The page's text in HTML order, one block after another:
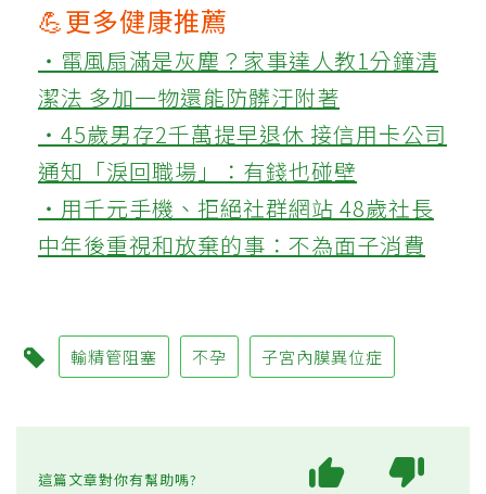
💪更多健康推薦
‧電風扇滿是灰塵？家事達人教1分鐘清
潔法 多加一物還能防髒汙附著
‧45歲男存2千萬提早退休 接信用卡公司
通知「淚回職場」：有錢也碰壁
‧用千元手機、拒絕社群網站 48歲社長
中年後重視和放棄的事：不為面子消費
輸精管阻塞 不孕 子宮內膜異位症
這篇文章對你有幫助嗎?